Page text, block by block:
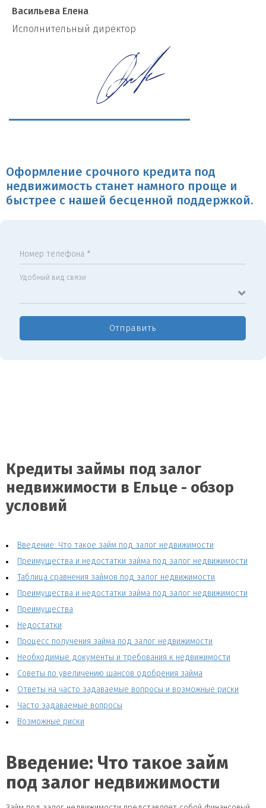
Васильева Елена
И сполнительный директор
Оформление срочного кредита под
недвижимость станет намного проще и
быстрее с нашей бесценной поддержкой.
Номер телефона *
Удобный вид связи
Отправить
Кредиты займы под залог
недвижимости в Ельце - обзор
условий
Введение: Что такое займ под залог недвижимости
Преимущества и недостатки займа под залог недвижимости
Таблица сравнения займов под залог недвижимости
Преимущества и недостатки займа под залог недвижимости
Преимущества
Недостатки
Процесс получения займа под залог недвижимости
Необходимые документы и требования к недвижимости
Советы по увеличению шансов одобрения займа
Ответы на часто задаваемые вопросы и возможные риски
Часто задаваемые вопросы
Возможные риски
Введение: Что такое займ
под залог недвижимости